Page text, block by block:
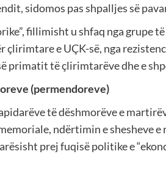
sidomos pas shpalljes së
fillimisht u shfaq nga grupe
e UÇK-së, nga
primatit të çlirimtarëve dhe e
(permendoreve)
të dëshmorëve e
ndërtimin e shesheve e
prej fuqisë politike e